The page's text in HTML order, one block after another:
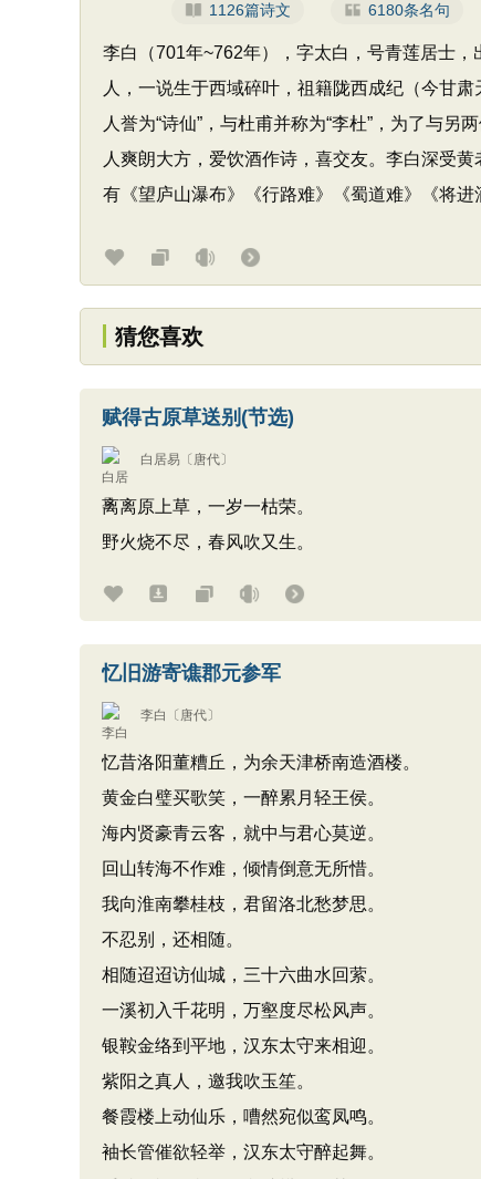
1126篇诗文 6180条名句
李白（701年~762年），字太白，号青莲居士
人，一说生于西域碎叶，祖籍陇西成纪（今甘
人誉为“诗仙”，与杜甫并称为“李杜”，为了与另
人爽朗大方，爱饮酒作诗，喜交友。李白深受
有《望庐山瀑布》《行路难》《蜀道难》《将进
猜您喜欢
赋得古原草送别(节选)
白居易 〔唐代〕
离离原上草，一岁一枯荣。
野火烧不尽，春风吹又生。
忆旧游寄谯郡元参军
李白 〔唐代〕
忆昔洛阳董糟丘，为余天津桥南造酒楼。
黄金白璧买歌笑，一醉累月轻王侯。
海内贤豪青云客，就中与君心莫逆。
回山转海不作难，倾情倒意无所惜。
我向淮南攀桂枝，君留洛北愁梦思。
不忍别，还相随。
相随迢迢访仙城，三十六曲水回萦。
一溪初入千花明，万壑度尽松风声。
银鞍金络到平地，汉东太守来相迎。
紫阳之真人，邀我吹玉笙。
餐霞楼上动仙乐，嘈然宛似鸾凤鸣。
袖长管催欲轻举，汉东太守醉起舞。